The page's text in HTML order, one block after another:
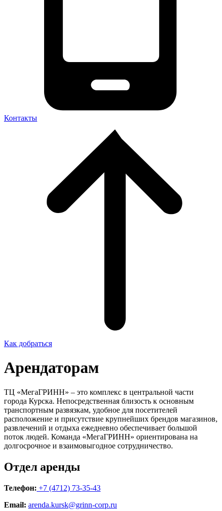
Контакты
Как добраться
Арендаторам
ТЦ «МегаГРИНН» – это комплекс в центральной части
города Курска. Непосредственная близость к основным
транспортным развязкам, удобное для посетителей
расположение и присутствие крупнейших брендов магазинов,
развлечений и отдыха ежедневно обеспечивает большой
поток людей. Команда «МегаГРИНН» ориентирована на
долгосрочное и взаимовыгодное сотрудничество.
Отдел аренды
Телефон: +7 (4712) 73-35-43
Email: arenda.kursk@grinn-corp.ru